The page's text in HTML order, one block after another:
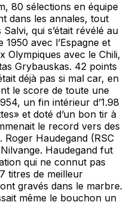
80 sélections en équipe
dans les annales, tout
qui s’était révélé au
avec l’Espagne et
Olympiques avec le Chili,
Grybauskas. 42 points
déjà pas si mal car, en
le score de toute une
un fin intérieur d’1.98
et doté d’un bon tir à
le record vers des
Haudegand (RSC
Haudegand fut
qui ne connut pas
titres de meilleur
gravés dans le marbre.
même le bouchon un